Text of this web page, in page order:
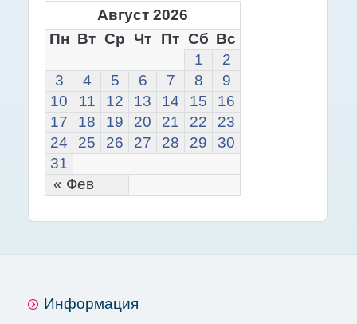
Август 2026
Пн Вт Ср Чт Пт Сб Вс
« Фев
1
2
3
4 5 6 7 8
9
10
11 12 13 14 15
16
17
18 19 20 21 22
23
24
25 26 27 28 29
30
31
Информация